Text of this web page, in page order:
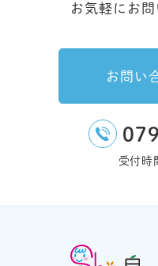
お気軽にお問
お問い
受付